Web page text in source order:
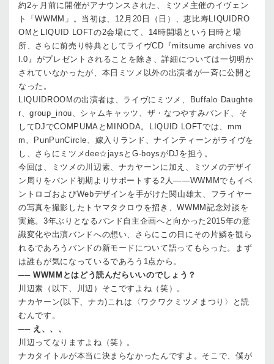
約2ヶ月前に開催がアナウンスされた、ミツメ主催のイヴェン
ト「WWMM」。当初は、12月20日（日）、恵比寿LIQUIDRO
OMとLIQUID LOFTの2会場にて、14時開場という日時と場
所、さらに前売り特典としてライヴCD『mitsume archives vo
l.0』がプレゼントされることを除き、詳細については一切明か
されていなかったが、本日ミツメ以外の出演者が一斉に公開と
なった。
LIQUIDROOMの出演者は、ライヴにミツメ、Buffalo Daughte
r、group_inou、シャムキャッツ、ザ・なつやすみバンド、そ
してDJでCOMPUMAとMINODA。LIQUID LOFTでは、mm
m、PunPunCircle、嫁入りランド、ナインティーンがライヴを
し、さらにミツメdee☆jaysとG-boysがDJを担う。
今回は、ミツメの川辺素、ナカヤーンに加え、ミツメのデザイ
ン周りをバンド初期よりサポートする2人――WWMMでもイベ
ントロゴおよびWebデザインを手がけた関山雄太、フライヤー
の写真を撮影したトヤマタクロウを招き、WWMM記念対談を
実施。3年ぶりとなるバンド自主企画へと向かった2015年の意
識変化や出演バンドへの想い、さらにこの日にその片鱗を観ら
れるであろうバンドの新モードについて語ってもらった。まず
は誰もが気になっているであろう1点から。
── WWMMとはどう読んだらいいのでしょう？
川辺素（以下、川辺） そこですよね（笑）。
ナカヤーン(以下、ナカ)これは〈ワクワクミツメまつり〉と読
むんです。
── え、、、
川辺 ってなりますよね（笑）。
ナカ タイトルが本当に決まらなかったんですよ。そこで、僕が